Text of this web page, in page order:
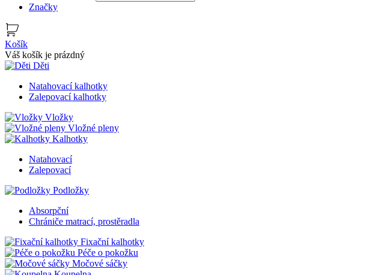
Značky
Košík
Váš košík je prázdný
Děti
Natahovací kalhotky
Zalepovací kalhotky
Vložky
Vložné pleny
Kalhotky
Natahovací
Zalepovací
Podložky
Absorpční
Chrániče matrací, prostěradla
Fixační kalhotky
Péče o pokožku
Močové sáčky